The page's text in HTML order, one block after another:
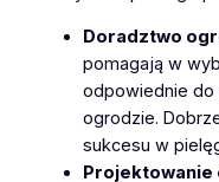
Doradztwo
pomagają w
odpowiednie do
ogrodzie.
sukcesu w
Projektowanie